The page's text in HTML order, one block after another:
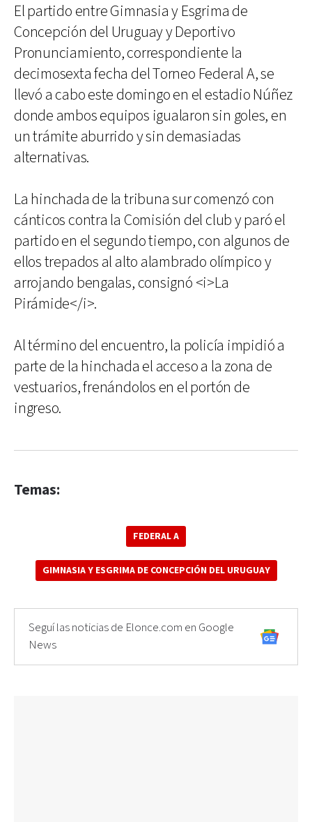
El partido entre Gimnasia y Esgrima de
Concepción del Uruguay y Deportivo
Pronunciamiento, correspondiente la
decimosexta fecha del Torneo Federal A, se
llevó a cabo este domingo en el estadio Núñez
donde ambos equipos igualaron sin goles, en
un trámite aburrido y sin demasiadas
alternativas.
La hinchada de la tribuna sur comenzó con
cánticos contra la Comisión del club y paró el
partido en el segundo tiempo, con algunos de
ellos trepados al alto alambrado olímpico y
arrojando bengalas, consignó <i>La
Pirámide</i>.
Al término del encuentro, la policía impidió a
parte de la hinchada el acceso a la zona de
vestuarios, frenándolos en el portón de
ingreso.
Temas:
FEDERAL A
GIMNASIA Y ESGRIMA DE CONCEPCIÓN DEL URUGUAY
Seguí las noticias de Elonce.com en Google
News